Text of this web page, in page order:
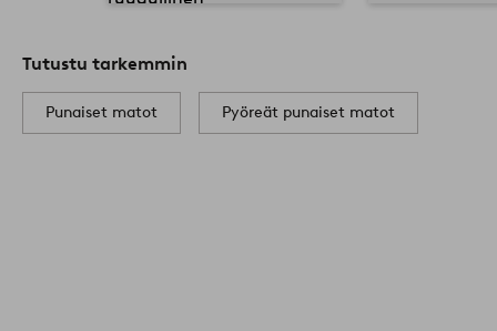
Tutustu tarkemmin
Punaiset matot Pyöreät punaiset matot